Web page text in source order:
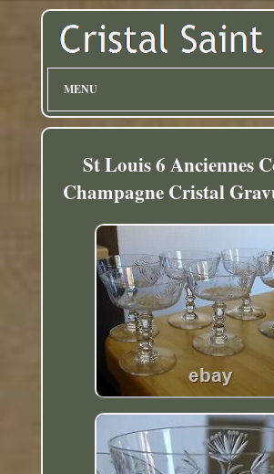
MENU
St Louis 6 Anciennes
Champagne Cristal